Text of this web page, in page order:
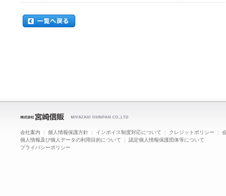
会社案内 | 個人情報保護方針 | インボイス制度対応について | クレジットポリシー |
個人情報及び個人データの利用目的について | 認定個人情報保護団体等について
プライバシーポリシー